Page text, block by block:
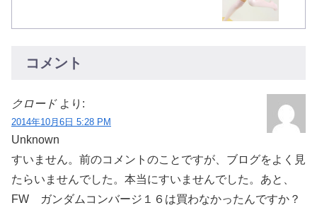
コメント
クロード より:
2014年10月6日 5:28 PM
Unknown
すいません。前のコメントのことですが、ブログをよく見
たらいませんでした。本当にすいませんでした。あと、
FW ガンダムコンバージ１６は買わなかったんですか？